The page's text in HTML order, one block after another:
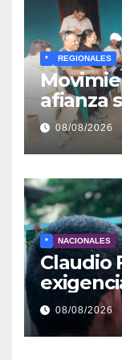
* REGIONALES
afianza
y otras
08/08/2026
* NACIONALES
Claudio
la08/08/2026